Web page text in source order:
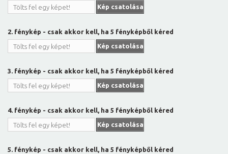
Tölts fel egy képet! Kép csatolása
2. fénykép - csak akkor kell, ha 5 fényképből kéred
Tölts fel egy képet! Kép csatolása
3. fénykép - csak akkor kell, ha 5 fényképből kéred
Tölts fel egy képet! Kép csatolása
4. fénykép - csak akkor kell, ha 5 fényképből kéred
Tölts fel egy képet! Kép csatolása
5. fénykép - csak akkor kell, ha 5 fényképből kéred